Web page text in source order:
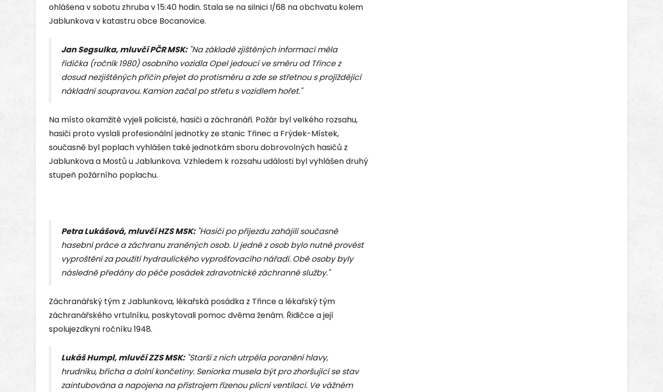
ohlášena v sobotu zhruba v 15:40 hodin. Stala se na silnici I/68 na obchvatu kolem
Jablunkova v katastru obce Bocanovice.
Jan Segsulka, mluvčí PČR MSK:"Na základě zjištěných informací měla
řidička (ročník 1980) osobního vozidla Opel jedoucí ve směru od Třince z
dosud nezjištěných příčin přejet do protisměru a zde se střetnou s projíždějící
nákladní soupravou. Kamion začal po střetu s vozidlem hořet."
Na místo okamžitě vyjeli policisté, hasiči a záchranáři. Požár byl velkého rozsahu,
hasiči proto vyslali profesionální jednotky ze stanic Třinec a Frýdek-Místek,
současně byl poplach vyhlášen také jednotkám sboru dobrovolných hasičů z
Jablunkova a Mostů u Jablunkova. Vzhledem k rozsahu události byl vyhlášen druhý
stupeň požárního poplachu.
Petra Lukášová, mluvčí HZS MSK:"Hasiči po příjezdu zahájili současně
hasební práce a záchranu zraněných osob. U jedné z osob bylo nutné provést
vyproštění za použití hydraulického vyprošťovacího nářadí. Obě osoby byly
následně předány do péče posádek zdravotnické záchranné služby."
Záchranářský tým z Jablunkova, lékařská posádka z Třince a lékařský tým
záchranářského vrtulníku, poskytovali pomoc dvěma ženám. Řidičce a její
spolujezdkyni ročníku 1948.
Lukáš Humpl, mluvčí ZZS MSK:"Starší z nich utrpěla poranění hlavy,
hrudníku, břicha a dolní končetiny. Seniorka musela být pro zhoršující se stav
zaintubována a napojena na přístrojem řízenou plicní ventilaci. Ve vážném